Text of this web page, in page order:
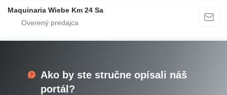
Maquinaria Wiebe Km 24 Sa
Ako by ste stručne opísali náš
portál?